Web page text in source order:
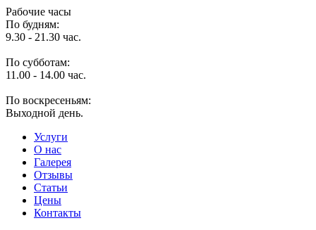
Рабочие часы
По будням:
9.30 - 21.30 час.
По субботам:
11.00 - 14.00 час.
По воскресеньям:
Выходной день.
Услуги
O нас
Галерея
Отзывы
Статьи
Цены
Контакты